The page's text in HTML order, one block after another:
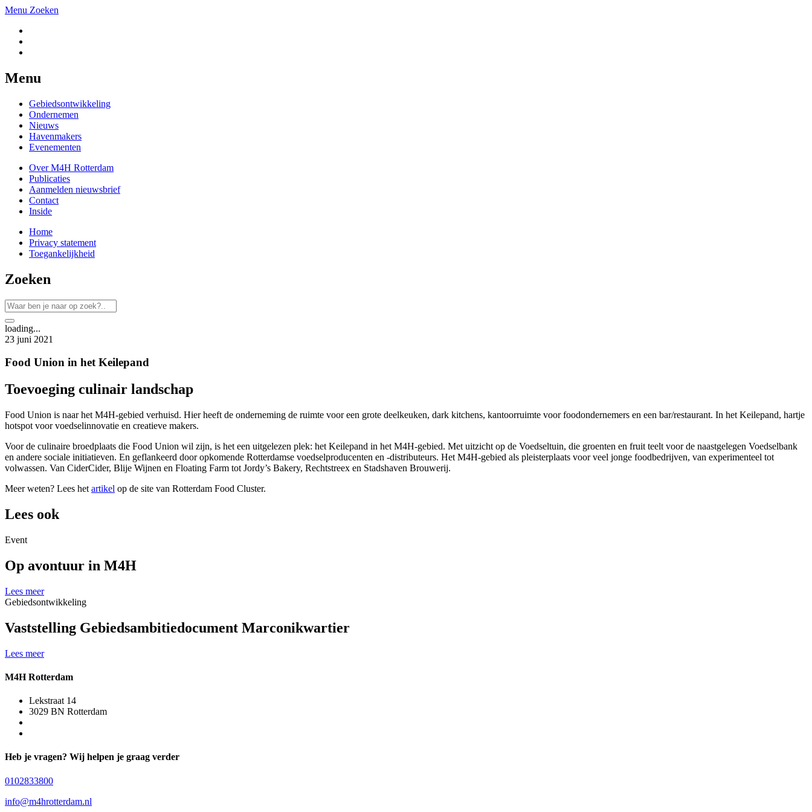
Menu Zoeken
Menu
Gebiedsontwikkeling
Ondernemen
Nieuws
Havenmakers
Evenementen
Over M4H Rotterdam
Publicaties
Aanmelden nieuwsbrief
Contact
Inside
Home
Privacy statement
Toegankelijkheid
Zoeken
loading...
23 juni 2021
Food Union in het Keilepand
Toevoeging culinair landschap
Food Union is naar het M4H-gebied verhuisd. Hier heeft de onderneming de ruimte voor een grote deelkeuken, dark kitchens, kantoorruimte voor foodondernemers en een bar/restaurant. In het Keilepand, hartje
hotspot voor voedselinnovatie en creatieve makers.
Voor de culinaire broedplaats die Food Union wil zijn, is het een uitgelezen plek: het Keilepand in het M4H-gebied. Met uitzicht op de Voedseltuin, die groenten en fruit teelt voor de naastgelegen Voedselbank
en andere sociale initiatieven. En geflankeerd door opkomende Rotterdamse voedselproducenten en -distributeurs. Het M4H-gebied als pleisterplaats voor veel jonge foodbedrijven, van experimenteel tot
volwassen. Van CiderCider, Blije Wijnen en Floating Farm tot Jordy’s Bakery, Rechtstreex en Stadshaven Brouwerij.
Meer weten? Lees het artikel op de site van Rotterdam Food Cluster.
Lees ook
Event
Op avontuur in M4H
Lees meer
Gebiedsontwikkeling
Vaststelling Gebiedsambitiedocument Marconikwartier
Lees meer
M4H Rotterdam
Lekstraat 14
3029 BN Rotterdam
Heb je vragen? Wij helpen je graag verder
0102833800
info@m4hrotterdam.nl